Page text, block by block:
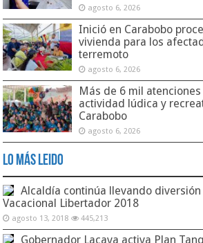
agosto 6, 2026
Inició en Carabobo
vivienda para los
terremoto
agosto 6, 2026
Más de 6 mil
actividad lúdica y
Carabobo
agosto 6, 2026
Lo Más Leido
Alcaldía continúa llevando diversión
Vacacional Libertador 2018
agosto 13, 2018 445,213
Gobernador Lacava activa Plan